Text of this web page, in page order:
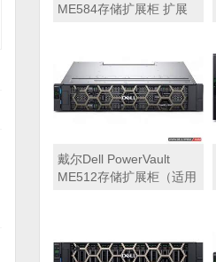
ME584存储扩展柜 扩展
ME5224，ME5284等主
存储扩展）
戴尔Dell PowerVault
ME512存储扩展柜（适用